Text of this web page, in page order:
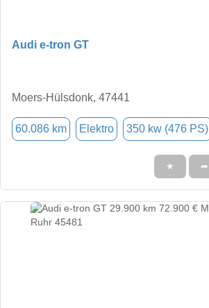
Audi e-tron GT
Moers-Hülsdonk, 47441
60.086 km Elektro 350 kw (476 PS)
★ ➦